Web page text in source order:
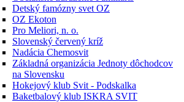
Detský famózny svet OZ
OZ Ekoton
Pro Meliori, n. o.
Slovenský červený kríž
Nadácia Chemosvit
Základná organizácia Jednoty dôchodcov
na Slovensku
Hokejový klub Svit - Podskalka
Baketbalový klub ISKRA SVIT